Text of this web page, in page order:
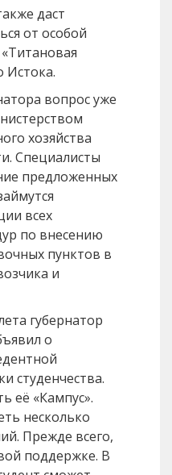
даст
от особой
Истока.
вопрос уже
хозяйства
Специалисты
предложенных
всех
по внесению
пунктов в
и
губернатор
о
студенчества.
её «Кампус».
несколько
Прежде всего,
поддержке. В